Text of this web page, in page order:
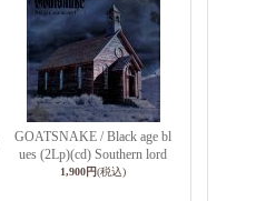
GOATSNAKE / Black age bl
ues (2Lp)(cd) Southern lord
1,900円(税込)